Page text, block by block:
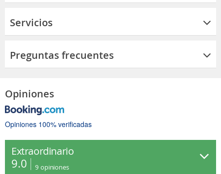
Servicios
Preguntas frecuentes
Opiniones
Opiniones 100% verificadas
Extraordinario
9.0 9 opiniones